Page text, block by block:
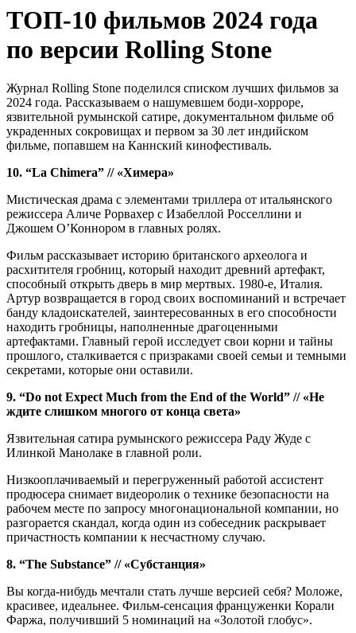
ТОП-10 фильмов 2024 года
по версии Rolling Stone
Журнал Rolling Stone поделился списком лучших фильмов за
2024 года. Рассказываем о нашумевшем боди-хорроре,
язвительной румынской сатире, документальном фильме об
украденных сокровищах и первом за 30 лет индийском
фильме, попавшем на Каннский кинофестиваль.
10. “La Chimera” // «Химера»
Мистическая драма с элементами триллера от итальянского
режиссера Аличе Рорвахер с Изабеллой Росселлини и
Джошем О’Коннором в главных ролях.
Фильм рассказывает историю британского археолога и
расхитителя гробниц, который находит древний артефакт,
способный открыть дверь в мир мертвых. 1980-е, Италия.
Артур возвращается в город своих воспоминаний и встречает
банду кладоискателей, заинтересованных в его способности
находить гробницы, наполненные драгоценными
артефактами. Главный герой исследует свои корни и тайны
прошлого, сталкивается с призраками своей семьи и темными
секретами, которые они оставили.
9. “Do not Expect Much from the End of the World” // «Не
ждите слишком многого от конца света»
Язвительная сатира румынского режиссера Раду Жуде с
Илинкой Манолаке в главной роли.
Низкооплачиваемый и перегруженный работой ассистент
продюсера снимает видеоролик о технике безопасности на
рабочем месте по запросу многонациональной компании, но
разгорается скандал, когда один из собеседник раскрывает
причастность компании к несчастному случаю.
8. “The Substance” // «Субстанция»
Вы когда-нибудь мечтали стать лучше версией себя? Моложе,
красивее, идеальнее. Фильм-сенсация француженки Корали
Фаржа, получивший 5 номинаций на «Золотой глобус».